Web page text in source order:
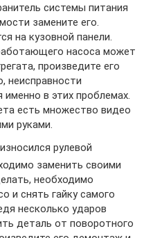
системы питания
замените его.
на кузовной панели.
насоса может
произведите его
неисправности
в этих проблемах.
есть множество видео
руками.
рулевой
заменить своими
необходимо
и снять гайку самого
несколько ударов
деталь от поворотного